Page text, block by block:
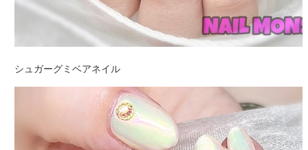
シュガーグミベアネイル